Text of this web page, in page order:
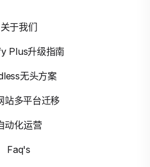
关于我们
Plus升级指南
无头方案
站多平台迁移
动化运营
Faq's